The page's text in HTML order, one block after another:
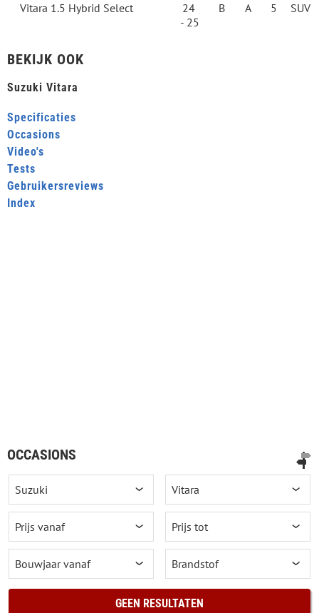
Vitara 1.5 Hybrid Select
24
- 25
B A 5 SUV
BEKIJK OOK
Suzuki Vitara
Specificaties
Occasions
Video's
Tests
Gebruikersreviews
Index
OCCASIONS
GEEN RESULTATEN